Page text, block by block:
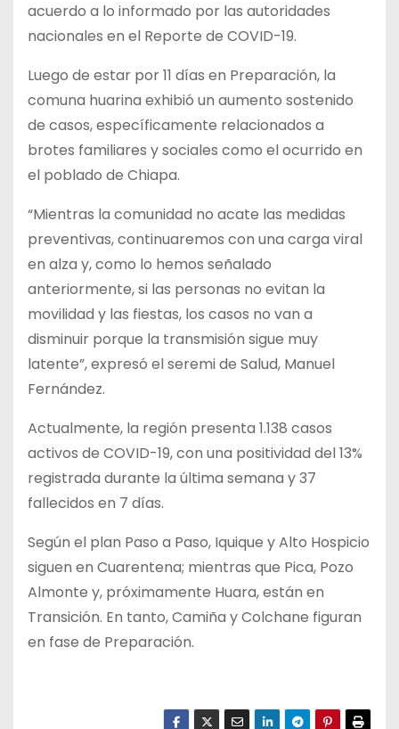
acuerdo a lo informado por las autoridades
nacionales en el Reporte de COVID-19.
Luego de estar por 11 días en Preparación, la
comuna huarina exhibió un aumento sostenido
de casos, específicamente relacionados a
brotes familiares y sociales como el ocurrido en
el poblado de Chiapa.
“Mientras la comunidad no acate las medidas
preventivas, continuaremos con una carga viral
en alza y, como lo hemos señalado
anteriormente, si las personas no evitan la
movilidad y las fiestas, los casos no van a
disminuir porque la transmisión sigue muy
latente”, expresó el seremi de Salud, Manuel
Fernández.
Actualmente, la región presenta 1.138 casos
activos de COVID-19, con una positividad del 13%
registrada durante la última semana y 37
fallecidos en 7 días.
Según el plan Paso a Paso, Iquique y Alto Hospicio
siguen en Cuarentena; mientras que Pica, Pozo
Almonte y, próximamente Huara, están en
Transición. En tanto, Camiña y Colchane figuran
en fase de Preparación.